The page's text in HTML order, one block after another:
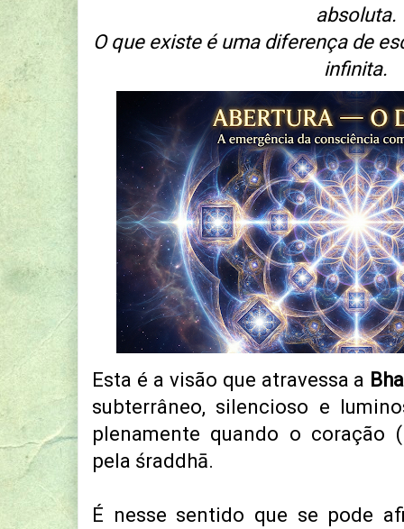
absoluta.
O que existe é uma diferença de
infinita.
Esta é a visão que atravessa a
subterrâneo, silencioso e
plenamente quando o coração
pela śraddhā.
É nesse sentido que se pode